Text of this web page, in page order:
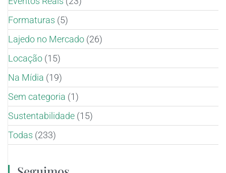
Formaturas (5)
Lajedo no Mercado (26)
Locação (15)
Na Mídia (19)
Sem categoria (1)
Sustentabilidade (15)
Todas (233)